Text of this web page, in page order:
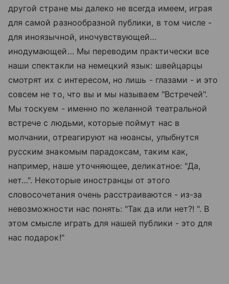
другой стране мы далеко не всегда имеем, играя
для самой разнообразной публики, в том числе -
для иноязычной, иночувствующей…
инодумающей… Мы переводим практически все
наши спектакли на немецкий язык: швейцарцы
смотрят их с интересом, но лишь - глазами - и это
совсем не то, что вы и мы называем "Встречей".
Мы тоскуем - именно по желанной театральной
встрече с людьми, которые поймут нас в
молчании, отреагируют на нюансы, улыбнутся
русским знакомым парадоксам, таким как,
например, наше уточняющее, деликaтное: "Да,
нет…". Некоторые иностранцы от этого
словосочетания очень расстраиваются - из-за
невозможности нас понять: "Так да или нет?! ". В
этом смысле играть для нашей публики - это для
нас подарок!"